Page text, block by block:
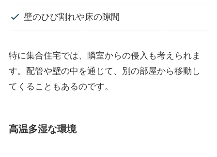
壁のひび割れや床の隙間
特に集合住宅では、隣室からの侵入も考えられま
す。配管や壁の中を通じて、別の部屋から移動し
てくることもあるのです。
高温多湿な環境